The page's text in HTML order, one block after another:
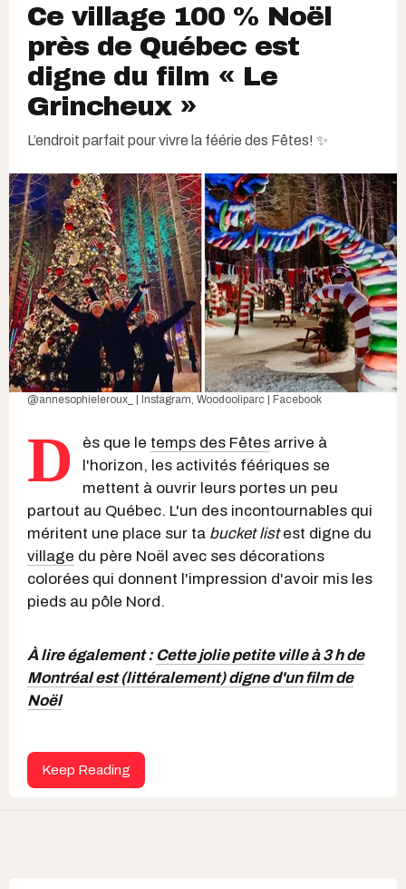
Ce village 100 % Noël
près de Québec est
digne du film « Le
Grincheux »
L’endroit parfait pour vivre la féérie des Fêtes! ✨
@annesophieleroux_ | Instagram Woodooliparc | Facebook
D ès que le temps des Fêtes arrive à
l'horizon, les activités féériques se
mettent à ouvrir leurs portes un peu
partout au Québec. L'un des incontournables qui
méritent une place sur ta bucket listest digne du
village du père Noël avec ses décorations
colorées qui donnent l'impression d'avoir mis les
pieds au pôle Nord.
À lire également : Cette jolie petite ville à 3 h de
Montréal est (littéralement) digne d'un film de
Noël
Keep Reading